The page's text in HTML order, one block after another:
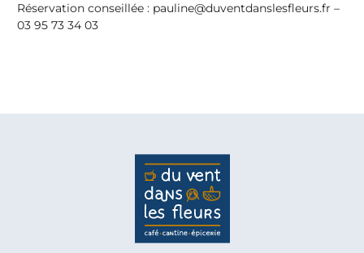
Réservation conseillée : pauline@duventdanslesfleurs.fr –
03 95 73 34 03